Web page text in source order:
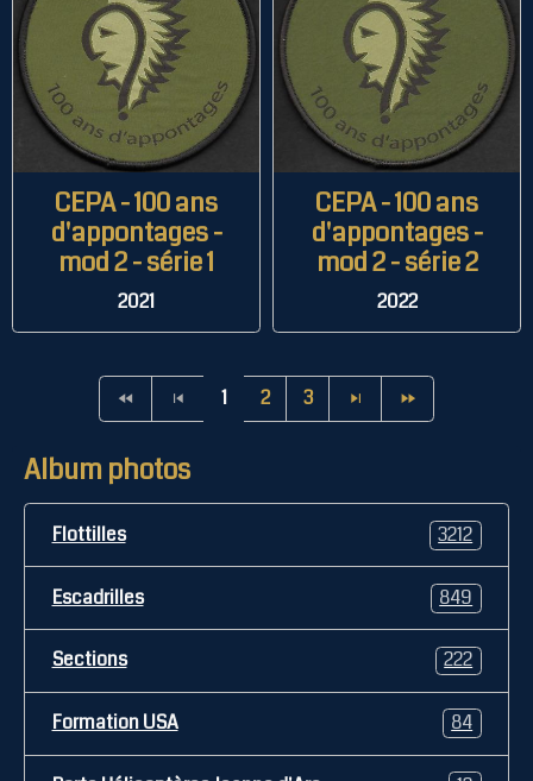
CEPA - 100 ans
d'appontages -
mod 2 - série 1
2021
CEPA - 100 ans
d'appontages -
mod 2 - série 2
2022
1 2 3
Album photos
Flottilles 3212
Escadrilles 849
Sections 222
Formation USA 84